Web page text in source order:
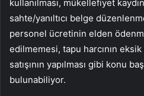
kullanılması, mükellefiyet
sahte/yanıltıcı belge
personel ücretinin elden
edilmemesi, tapu harcının
satışının yapılması gibi konu
bulunabiliyor.